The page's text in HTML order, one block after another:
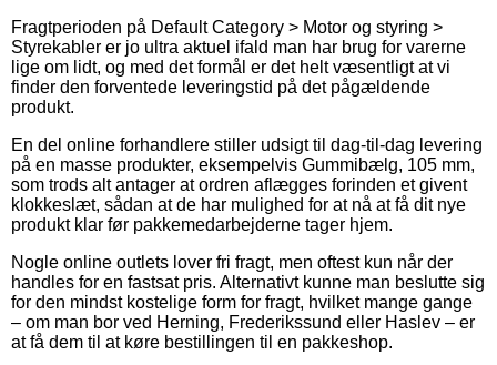
Fragtperioden på Default Category > Motor og styring >
Styrekabler er jo ultra aktuel ifald man har brug for varerne
lige om lidt, og med det formål er det helt væsentligt at vi
finder den forventede leveringstid på det pågældende
produkt.
En del online forhandlere stiller udsigt til dag-til-dag levering
på en masse produkter, eksempelvis Gummibælg, 105 mm,
som trods alt antager at ordren aflægges forinden et givent
klokkeslæt, sådan at de har mulighed for at nå at få dit nye
produkt klar før pakkemedarbejderne tager hjem.
Nogle online outlets lover fri fragt, men oftest kun når der
handles for en fastsat pris. Alternativt kunne man beslutte sig
for den mindst kostelige form for fragt, hvilket mange gange
– om man bor ved Herning, Frederikssund eller Haslev – er
at få dem til at køre bestillingen til en pakkeshop.